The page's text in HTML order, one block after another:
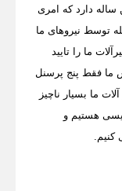
ساله دارد که امری
توسط نیروهای ما
ما را تایید
فقط پنج پرسنل
ما بسیار ناچیز
هستیم و
کنیم.